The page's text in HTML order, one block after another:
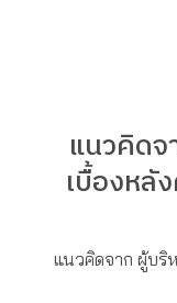
แนวคิด
เบื้องหลั
แนวคิดจาก ผู้บริ